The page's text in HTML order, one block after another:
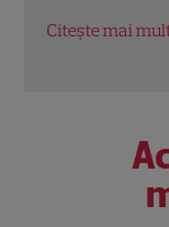
Citește mai